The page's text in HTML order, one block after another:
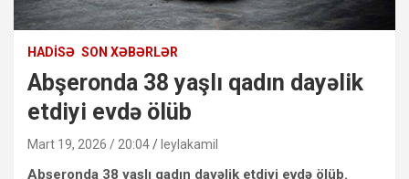
HADISƏ SON XƏBƏRLƏR
Abşeronda 38 yaşlı qadın dayəlik
etdiyi evdə ölüb
Mart 19, 2026 / 20:04 leylakamil
Abşeronda 38 yaşlı qadın dayəlik etdiyi evdə ölüb.